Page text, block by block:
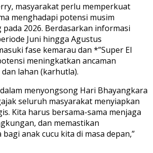
masyarakat perlu memperkuat
menghadapi potensi musim
2026. Berdasarkan informasi
Juni hingga Agustus
fase kemarau dan *”Super El
meningkatkan ancaman
lahan (karhutla).
menyongsong Hari Bhayangkara
seluruh masyarakat menyiapkan
Kita harus bersama-sama menjaga
dan memastikan
anak cucu kita di masa depan,”